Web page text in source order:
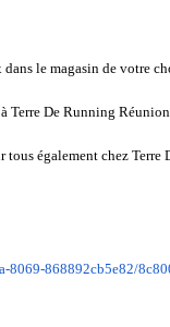
le magasin de votre
Terre De Running Réunion.
également chez Terre
8069-868892cb5e82/